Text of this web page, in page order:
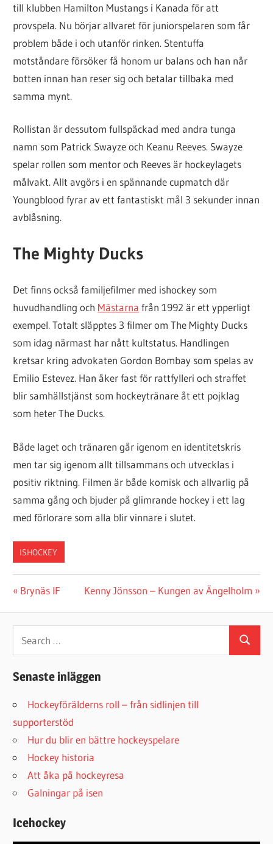
till klubben Hamilton Mustangs i Kanada för att
provspela. Nu börjar allvaret för juniorspelaren som får
problem både i och utanför rinken. Stentuffa
motståndare försöker få honom ur balans och han når
botten innan han reser sig och betalar tillbaka med
samma mynt.
Rollistan är dessutom fullspäckad med andra tunga
namn som Patrick Swayze och Keanu Reeves. Swayze
spelar rollen som mentor och Reeves är hockeylagets
målvakt. Allt avgörs i en spännande cupmatch där
Youngblood fyrar av ett fantastiskt mål 3 sekunder innan
avblåsning.
The Mighty Ducks
Det finns också familjefilmer med ishockey som
huvudhandling och Mästarna från 1992 är ett ypperligt
exempel. Totalt släpptes 3 filmer om The Mighty Ducks
som idag närmast har nått kultstatus. Handlingen
kretsar kring advokaten Gordon Bombay som spelas av
Emilio Estevez. Han åker fast för rattfylleri och straffet
blir samhällstjänst som hockeytränare åt ett pojklag
som heter The Ducks.
Både laget och tränaren går igenom en identitetskris
men tar sig igenom allt tillsammans och utvecklas i
positiv riktning. Filmen är både komisk och allvarlig på
samma gång och bjuder på glimrande hockey i ett lag
med förlorare som alla blir vinnare i slutet.
ISHOCKEY
Inläggsnavigering
Previous
Brynäs IF
Next
Kenny Jönsson – Kungen av Ängelholm
Senaste inläggen
Hockeyförälderns roll – från sidlinjen till
supporterstöd
Hur du blir en bättre hockeyspelare
Hockey historia
Att åka på hockeyresa
Galningar på isen
Icehockey